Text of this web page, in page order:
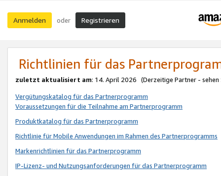
Anmelden oder Registrieren
Richtlinien für das
zuletzt aktualisiert am: 14. April 2026 (Derzeitige Partner - sehen
Vergütungskatalog für das Partnerprogramm
Voraussetzungen für die Teilnahme am Partnerprogramm
Produktkatalog für das Partnerprogramm
Richtlinie für Mobile Anwendungen im Rahmen des Partnerprogramms
Markenrichtlinien für das Partnerprogramm
IP-Lizenz- und Nutzungsanforderungen für das Partnerprogramm